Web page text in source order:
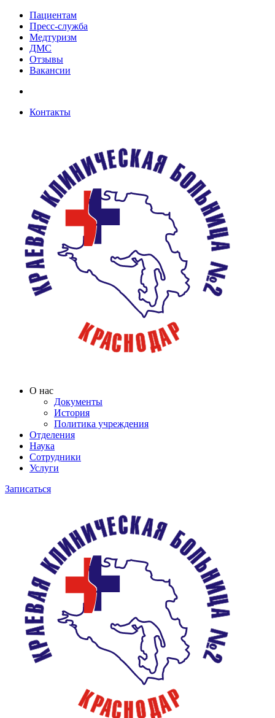
Пациентам
Пресс-служба
Медтуризм
ДМС
Отзывы
Вакансии
Контакты
О нас
Документы
История
Политика учреждения
Отделения
Наука
Сотрудники
Услуги
Записаться